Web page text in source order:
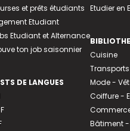
et prêts étudiants
Etudiant
Etudiant et Alternance
ton job saisonnier
DE LANGUES
Etudier en
Cuisine
Transports
Mode -
Coiffure -
Bâtiment